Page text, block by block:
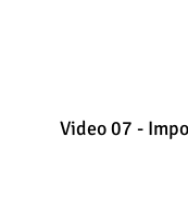
Video 07 -